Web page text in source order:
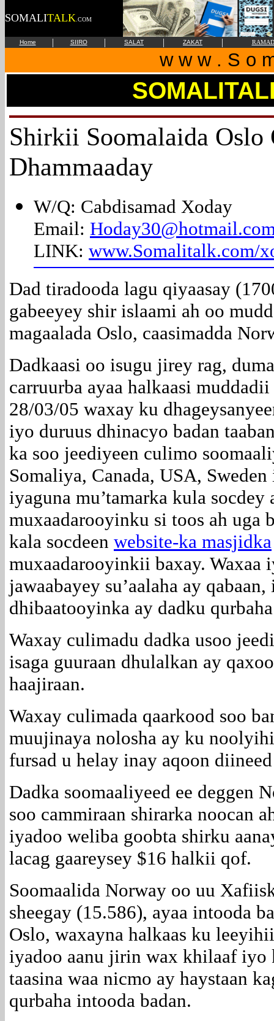
SOMALITALK .COM
Home | SIIRO | SALAT | ZAKAT |
w w w . S o
Shirkii Soomalaida Oslo
Dhammaaday
W/Q: Cabdisamad Xoday
Email:
LINK: www.Somalitalk.com/
Dad tiradooda lagu qiyaasay
gabeeyey shir islaami ah oo
magaalada Oslo, caasimadda
Dadkaasi oo isugu jirey rag,
carruurba ayaa halkaasi
28/03/05 waxay ku
iyo duruus dhinacyo badan
ka soo jeediyeen culimo
Somaliya, Canada, USA,
iyaguna mu’tamarka kula
muxaadarooyinku si toos ah uga
kala socdeen website-ka masjidka
muxaadarooyinkii baxay. Waxaa
jawaabayey su’aalaha ay
dhibaatooyinka ay dadku
Waxay culimadu dadka usoo
isaga guuraan dhulalkan ay
haajiraan.
Waxay culimada qaarkood soo
muujinaya nolosha ay ku
fursad u helay inay aqoon
Dadka soomaaliyeed ee deggen
soo cammiraan shirarka noocan
iyadoo weliba goobta shirku
lacag gaareysey $16 halkii qof.
Soomaalida Norway oo uu
sheegay (15.586), ayaa intooda
Oslo, waxayna halkaas ku
iyadoo aanu jirin wax khilaaf iyo
taasina waa nicmo ay haystaan
qurbaha intooda badan.